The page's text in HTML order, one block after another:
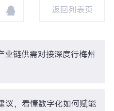
返回列表页
业链供需对接深度行梅州
议，看懂数字化如何赋能